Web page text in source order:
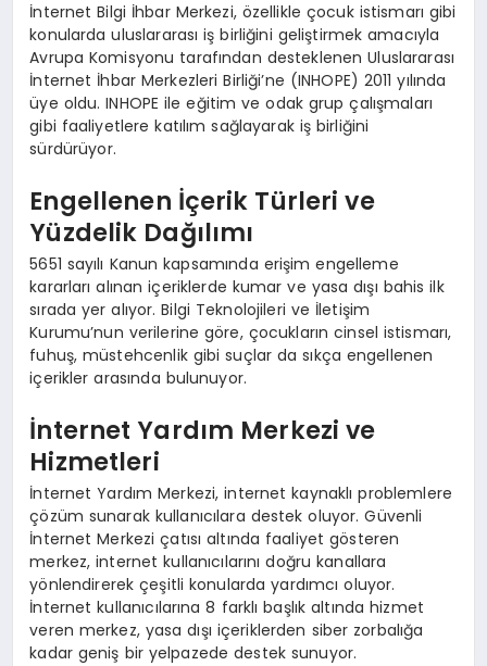
İnternet Bilgi İhbar Merkezi, özellikle çocuk istismarı gibi
konularda uluslararası iş birliğini geliştirmek amacıyla
Avrupa Komisyonu tarafından desteklenen Uluslararası
İnternet İhbar Merkezleri Birliği’ne (INHOPE) 2011 yılında
üye oldu. INHOPE ile eğitim ve odak grup çalışmaları
gibi faaliyetlere katılım sağlayarak iş birliğini
sürdürüyor.
Engellenen İçerik Türleri ve
Yüzdelik Dağılımı
5651 sayılı Kanun kapsamında erişim engelleme
kararları alınan içeriklerde kumar ve yasa dışı bahis ilk
sırada yer alıyor. Bilgi Teknolojileri ve İletişim
Kurumu’nun verilerine göre, çocukların cinsel istismarı,
fuhuş, müstehcenlik gibi suçlar da sıkça engellenen
içerikler arasında bulunuyor.
İnternet Yardım Merkezi ve
Hizmetleri
İnternet Yardım Merkezi, internet kaynaklı problemlere
çözüm sunarak kullanıcılara destek oluyor. Güvenli
İnternet Merkezi çatısı altında faaliyet gösteren
merkez, internet kullanıcılarını doğru kanallara
yönlendirerek çeşitli konularda yardımcı oluyor.
İnternet kullanıcılarına 8 farklı başlık altında hizmet
veren merkez, yasa dışı içeriklerden siber zorbalığa
kadar geniş bir yelpazede destek sunuyor.